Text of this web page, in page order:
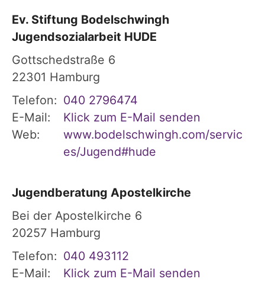
Ev. Stiftung Bodelschwingh
Jugendsozialarbeit HUDE
Gottschedstraße 6
22301 Hamburg
Telefon: 040 2796474
E-Mail:
Klick zum E-Mail senden
Web:
www.bodelschwingh.com/servic
es/Jugend#hude
Jugendberatung Apostelkirche
Bei der Apostelkirche 6
20257 Hamburg
Telefon: 040 493112
E-Mail:
Klick zum E-Mail senden